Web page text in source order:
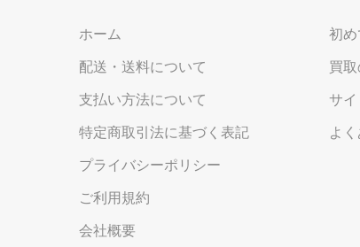
ホーム
配送・送料について
支払い方法について
特定商取引法に基づく表記
プライバシーポリシー
ご利用規約
会社概要
初
買
サ
よ